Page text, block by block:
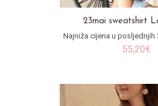
23mai sweatshirt
Najniža cijena u posljednjih
55,20€